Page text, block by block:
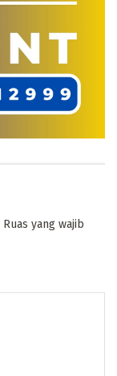
Ruas yang wajib